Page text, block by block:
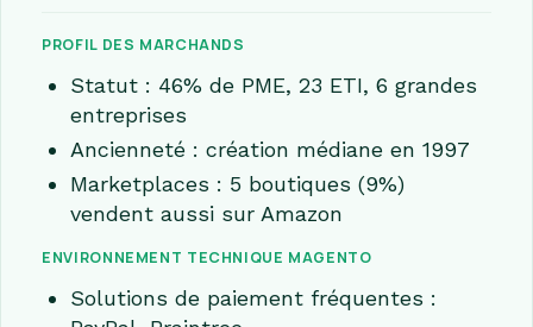
PROFIL DES MARCHANDS
Statut : 46% de PME, 23 ETI, 6 grandes
entreprises
Ancienneté : création médiane en 1997
Marketplaces : 5 boutiques (9%)
vendent aussi sur Amazon
ENVIRONNEMENT TECHNIQUE MAGENTO
Solutions de paiement fréquentes :